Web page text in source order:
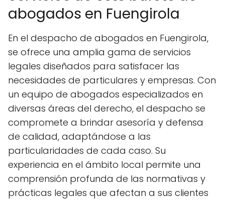
abogados en Fuengirola
En el despacho de abogados en Fuengirola,
se ofrece una amplia gama de servicios
legales diseñados para satisfacer las
necesidades de particulares y empresas. Con
un equipo de abogados especializados en
diversas áreas del derecho, el despacho se
compromete a brindar asesoría y defensa
de calidad, adaptándose a las
particularidades de cada caso. Su
experiencia en el ámbito local permite una
comprensión profunda de las normativas y
prácticas legales que afectan a sus clientes